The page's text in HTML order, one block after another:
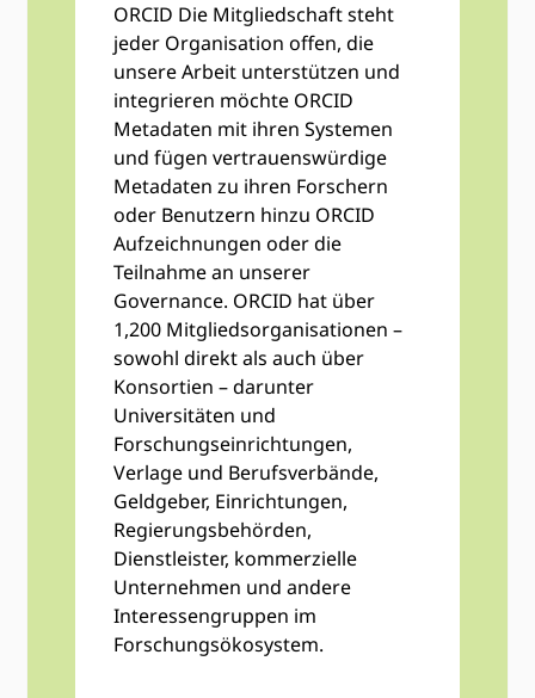
ORCID Die Mitgliedschaft steht
jeder Organisation offen, die
unsere Arbeit unterstützen und
integrieren möchte ORCID
Metadaten mit ihren Systemen
und fügen vertrauenswürdige
Metadaten zu ihren Forschern
oder Benutzern hinzu ORCID
Aufzeichnungen oder die
Teilnahme an unserer
Governance. ORCID hat über
1,200 Mitgliedsorganisationen –
sowohl direkt als auch über
Konsortien – darunter
Universitäten und
Forschungseinrichtungen,
Verlage und Berufsverbände,
Geldgeber, Einrichtungen,
Regierungsbehörden,
Dienstleister, kommerzielle
Unternehmen und andere
Interessengruppen im
Forschungsökosystem.